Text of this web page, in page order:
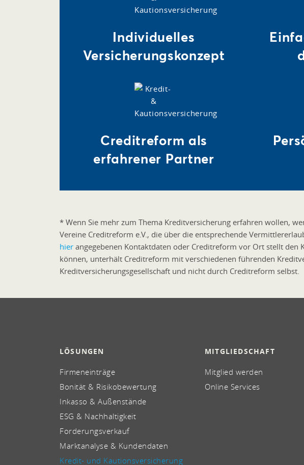
Individuelles
Versicherungskonzept
Creditreform als
erfahrener Partner
* Wenn Sie mehr zum Thema Kreditversicherung erfahren wollen,
Vereine Creditreform e.V., die über die entsprechende
hier angegebenen Kontaktdaten oder Creditreform vor Ort stellt den
können, unterhält Creditreform mit verschiedenen führenden
Kreditversicherungsgesellschaft und nicht durch Creditreform selbst.
LÖSUNGEN
Firmeneinträge
Bonität & Risikobewertung
Inkasso & Außenstände
ESG & Nachhaltigkeit
Forderungsverkauf
Marktanalyse & Kundendaten
Kredit- und Kautionsversicherung
MITGLIEDSCHAFT
Mitglied werden
Online Services